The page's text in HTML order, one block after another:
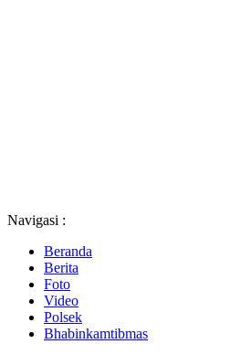
Navigasi :
Beranda
Berita
Foto
Video
Polsek
Bhabinkamtibmas